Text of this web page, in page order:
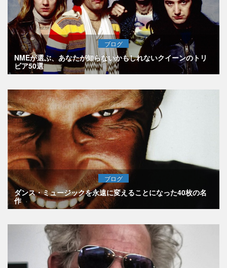
ブログ
NMEが選ぶ、あなたが知らないかもしれないクイーンのトリ
ビア50選
ブログ
ダンス・ミュージックを永遠に変えることになった40枚の名
作